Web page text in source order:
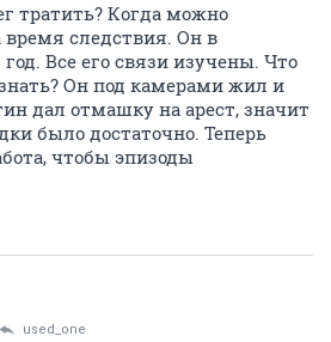
тратить? Когда можно
время следствия. Он в
Все его связи изучены. Что
Он под камерами жил и
дал отмашку на арест, значит
было достаточно. Теперь
чтобы эпизоды
used_one